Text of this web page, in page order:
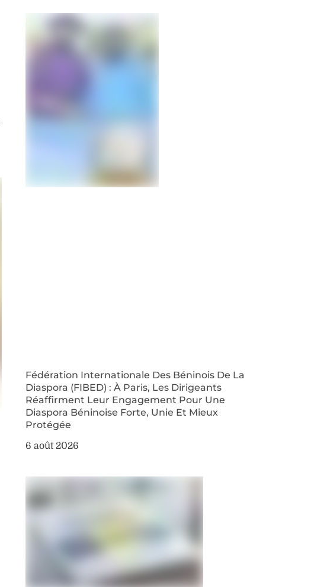
Fédération Internationale Des Béninois De La
Diaspora (FIBED) : À Paris, Les Dirigeants
Réaffirment Leur Engagement Pour Une
Diaspora Béninoise Forte, Unie Et Mieux
Protégée
6 août 2026